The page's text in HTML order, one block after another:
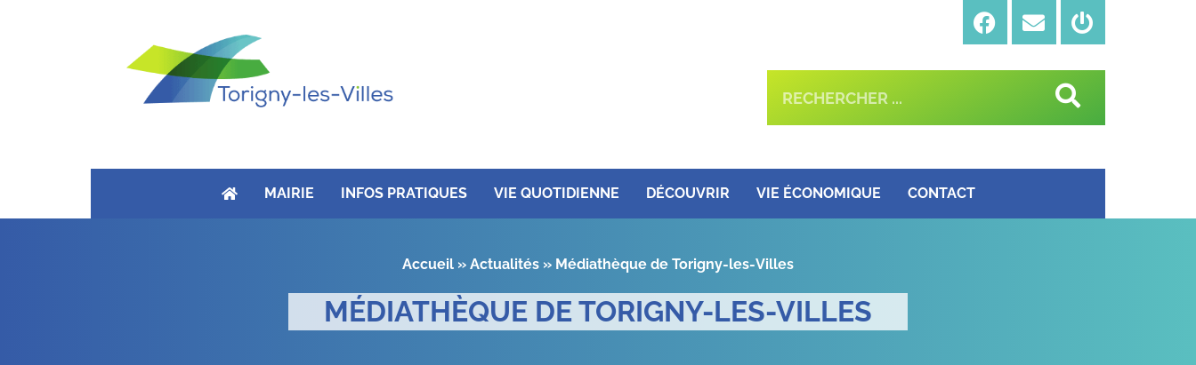
MAIRIE INFOS PRATIQUES VIE QUOTIDIENNE DÉCOUVRIR VIE ÉCONOMIQUE CONTACT
Accueil » Actualités » Médiathèque de Torigny-les-Villes
MÉDIATHÈQUE DE TORIGNY-LES-VILLES